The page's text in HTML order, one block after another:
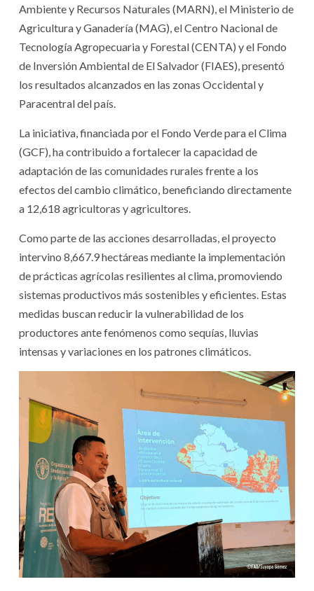
Ambiente y Recursos Naturales (MARN), el Ministerio de
Agricultura y Ganadería (MAG), el Centro Nacional de
Tecnología Agropecuaria y Forestal (CENTA) y el Fondo
de Inversión Ambiental de El Salvador (FIAES), presentó
los resultados alcanzados en las zonas Occidental y
Paracentral del país.
La iniciativa, financiada por el Fondo Verde para el Clima
(GCF), ha contribuido a fortalecer la capacidad de
adaptación de las comunidades rurales frente a los
efectos del cambio climático, beneficiando directamente
a 12,618 agricultoras y agricultores.
Como parte de las acciones desarrolladas, el proyecto
intervino 8,667.9 hectáreas mediante la implementación
de prácticas agrícolas resilientes al clima, promoviendo
sistemas productivos más sostenibles y eficientes. Estas
medidas buscan reducir la vulnerabilidad de los
productores ante fenómenos como sequías, lluvias
intensas y variaciones en los patrones climáticos.